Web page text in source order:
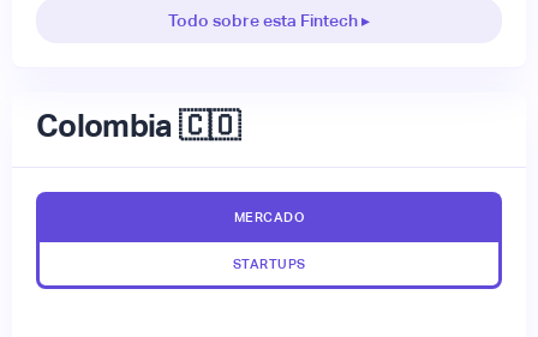
Todo sobre esta Fintech ▸
Colombia 🇨🇴
MERCADO
STARTUPS